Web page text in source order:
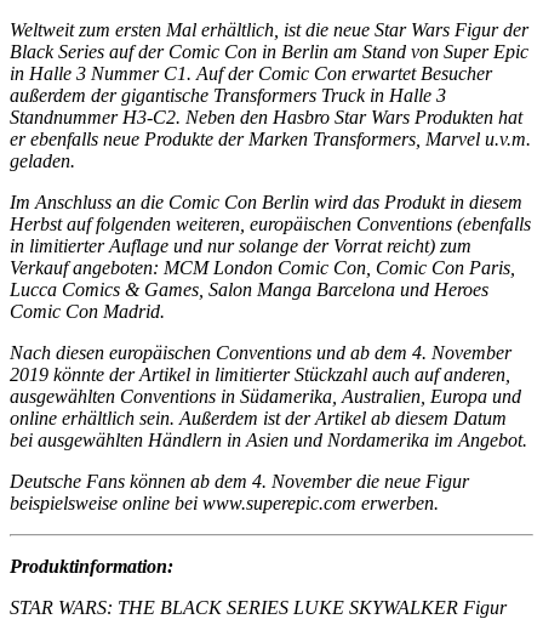
Weltweit zum ersten Mal erhältlich, ist die neue Star Wars Figur der
Black Series auf der Comic Con in Berlin am Stand von Super Epic
in Halle 3 Nummer C1. Auf der Comic Con erwartet Besucher
außerdem der gigantische Transformers Truck in Halle 3
Standnummer H3-C2. Neben den Hasbro Star Wars Produkten hat
er ebenfalls neue Produkte der Marken Transformers, Marvel u.v.m.
geladen.
Im Anschluss an die Comic Con Berlin wird das Produkt in diesem
Herbst auf folgenden weiteren, europäischen Conventions (ebenfalls
in limitierter Auflage und nur solange der Vorrat reicht) zum
Verkauf angeboten: MCM London Comic Con, Comic Con Paris,
Lucca Comics & Games, Salon Manga Barcelona und Heroes
Comic Con Madrid.
Nach diesen europäischen Conventions und ab dem 4. November
2019 könnte der Artikel in limitierter Stückzahl auch auf anderen,
ausgewählten Conventions in Südamerika, Australien, Europa und
online erhältlich sein. Außerdem ist der Artikel ab diesem Datum
bei ausgewählten Händlern in Asien und Nordamerika im Angebot.
Deutsche Fans können ab dem 4. November die neue Figur
beispielsweise online bei www.superepic.com erwerben.
Produktinformation:
STAR WARS: THE BLACK SERIES LUKE SKYWALKER Figur